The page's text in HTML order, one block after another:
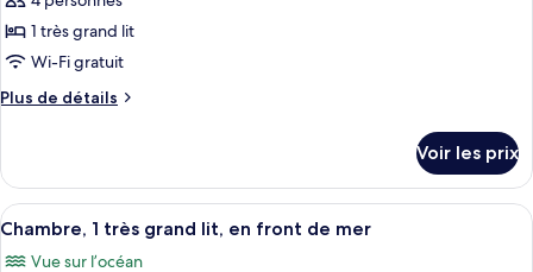
vue
océan
(Roll-
in
accessible
aux
personnes
mobilité
océan
(Roll-
in
Shower)
type
de
chambre :
Suite,
grand
lit,
vue
1 très grand lit
Wi-Fi gratuit
Plus de détails
Plus
le
type
de
Suite,
Voir les prix
Afficher
toutes
Une chambre d’hôtel avec un
8
Chambre, 1 très grand lit, en front de mer
Vue sur l’océan